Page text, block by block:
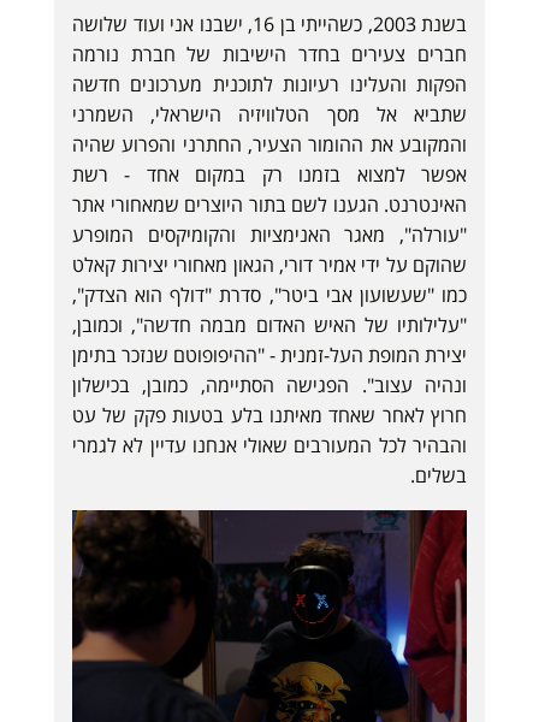
בשנת 2003, כשהייתי בן 16, ישבנו אני ועוד שלושה
חברים צעירים בחדר הישיבות של חברת נורמה
הפקות והעלינו רעיונות לתוכנית מערכונים חדשה
שתביא אל מסך הטלוויזיה הישראלי, השמרני
והמקובע את ההומור הצעיר, החתרני והפרוע שהיה
אפשר למצוא בזמנו רק במקום אחד - רשת
האינטרנט. הגענו לשם בתור היוצרים שמאחורי אתר
"עורלה", מאגר האנימציות והקומיקסים המופרע
שהוקם על ידי אמיר דורי, הגאון מאחורי יצירות קאלט
כמו "שעשועון אבי ביטר", סדרת "דולף הוא הצדק",
"עלילותיו של האיש האדום מבמה חדשה", וכמובן,
יצירת המופת העל-זמנית - "ההיפופוטם שנזכר בתימן
ונהיה עצוב". הפגישה הסתיימה, כמובן, בכישלון
חרוץ לאחר שאחד מאיתנו בלע בטעות פקק של עט
והבהיר לכל המעורבים שאולי אנחנו עדיין לא לגמרי
בשלים.